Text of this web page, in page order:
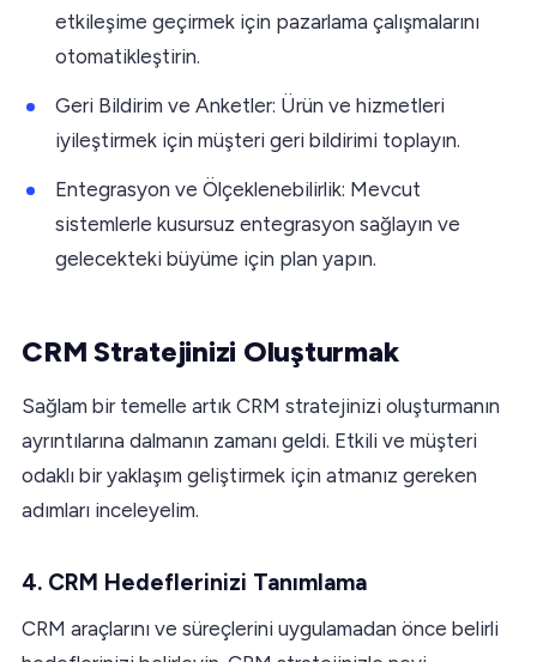
etkileşime geçirmek için pazarlama çalışmalarını
otomatikleştirin.
Geri Bildirim ve Anketler: Ürün ve hizmetleri
iyileştirmek için müşteri geri bildirimi toplayın.
Entegrasyon ve Ölçeklenebilirlik: Mevcut
sistemlerle kusursuz entegrasyon sağlayın ve
gelecekteki büyüme için plan yapın.
CRM Stratejinizi Oluşturmak
Sağlam bir temelle artık CRM stratejinizi oluşturmanın
ayrıntılarına dalmanın zamanı geldi. Etkili ve müşteri
odaklı bir yaklaşım geliştirmek için atmanız gereken
adımları inceleyelim.
4. CRM Hedeflerinizi Tanımlama
CRM araçlarını ve süreçlerini uygulamadan önce belirli